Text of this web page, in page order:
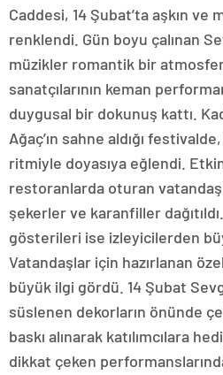
Caddesi, 14 Şubat’ta aşkın ve
renklendi. Gün boyu çalınan
müzikler romantik bir
sanatçılarının keman
duygusal bir dokunuş kattı.
Ağaç’ın sahne aldığı
ritmiyle doyasıya eğlendi.
restoranlarda oturan
şekerler ve karanfiller
gösterileri ise izleyicilerden
Vatandaşlar için hazırlanan
büyük ilgi gördü. 14 Şubat
süslenen dekorların önünde
baskı alınarak katılımcılara
dikkat çeken